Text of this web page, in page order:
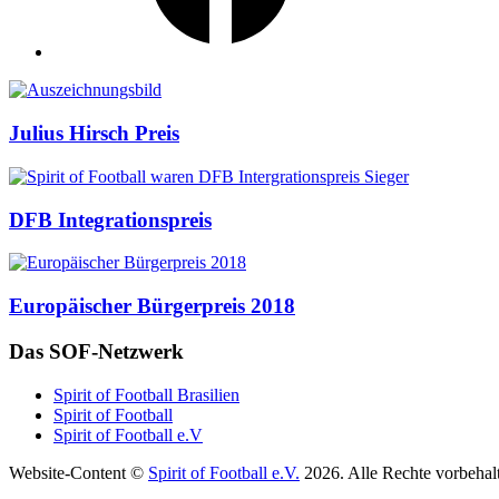
Auszeichnungen
Julius Hirsch Preis
DFB Integrationspreis
Europäischer Bürgerpreis 2018
Das SOF-Netzwerk
Spirit of Football Brasilien
Spirit of Football
Spirit of Football e.V
Website-Content © Spirit of Football e.V. 2026. Alle Rechte